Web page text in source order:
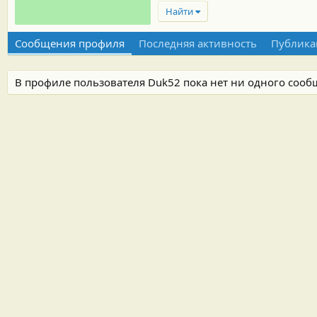
Найти
Сообщения профиля Последняя активность
В профиле пользователя Duk52 пока нет ни одного